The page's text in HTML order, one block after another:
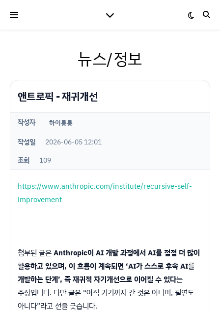
뉴스/정보
앤트로픽 - 재귀개선
작성자 하이룽룽
작성일
2026-06-05 12:01
조회
109
https://www.anthropic.com/institute/recursive-self-
improvement
첨부된 글은Anthropic이 AI 개발 과정에서 AI를 점점 더 많이
활용하고 있으며, 이 흐름이 계속되면 ‘AI가 스스로 후속 AI를
개발하는 단계’, 즉 재귀적 자기개선으로 이어질 수 있다는
주장입니다. 다만 글은 “아직 거기까지 간 것은 아니며, 필연도
아니다”라고 선을 긋습니다.